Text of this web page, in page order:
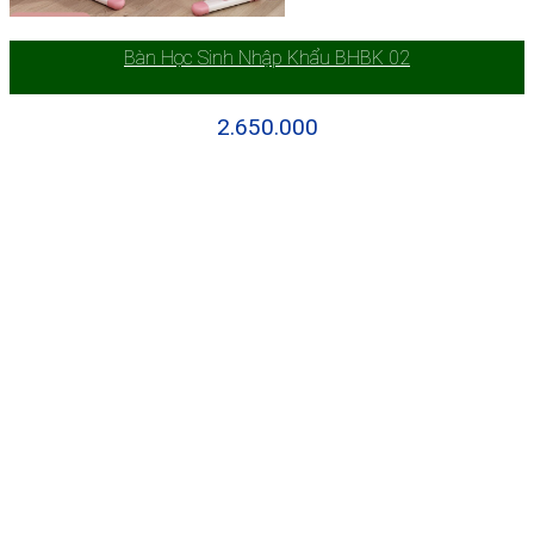
Bàn Học Sinh Nhập Khẩu BHBK 02
2.650.000